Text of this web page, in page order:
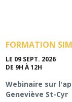
FORMATION
LE 09 SEPT. 2026
DE 9H À 12H
Webinaire sur
Geneviève St-Cyr